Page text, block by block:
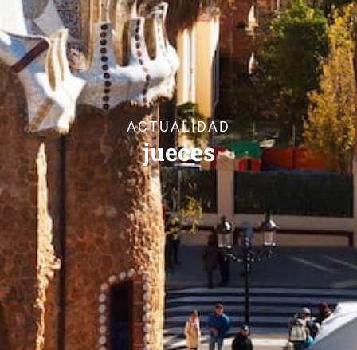
ACTUALIDAD
jueces